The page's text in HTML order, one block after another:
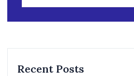
Recent Posts